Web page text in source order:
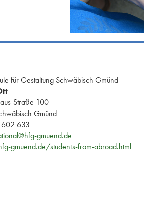
für Gestaltung Schwäbisch Gmünd
Straße 100
Gmünd
633
gmuend.de
gmuend.de/students-from-abroad.html